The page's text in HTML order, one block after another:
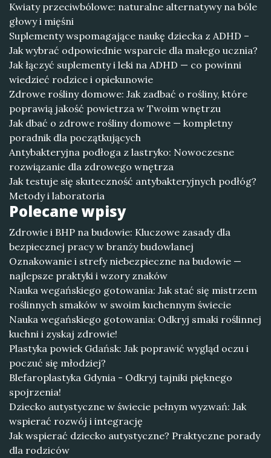
Kwiaty przeciwbólowe: naturalne alternatywy na bóle
głowy i mięśni
Suplementy wspomagające naukę dziecka z ADHD –
Jak wybrać odpowiednie wsparcie dla małego ucznia?
Jak łączyć suplementy i leki na ADHD — co powinni
wiedzieć rodzice i opiekunowie
Zdrowe rośliny domowe: Jak zadbać o rośliny, które
poprawią jakość powietrza w Twoim wnętrzu
Jak dbać o zdrowe rośliny domowe — kompletny
poradnik dla początkujących
Antybakteryjna podłoga z lastryko: Nowoczesne
rozwiązanie dla zdrowego wnętrza
Jak testuje się skuteczność antybakteryjnych podłóg?
Metody i laboratoria
Polecane wpisy
Zdrowie i BHP na budowie: Kluczowe zasady dla
bezpiecznej pracy w branży budowlanej
Oznakowanie i strefy niebezpieczne na budowie —
najlepsze praktyki i wzory znaków
Nauka wegańskiego gotowania: Jak stać się mistrzem
roślinnych smaków w swoim kuchennym świecie
Nauka wegańskiego gotowania: Odkryj smaki roślinnej
kuchni i zyskaj zdrowie!
Plastyka powiek Gdańsk: Jak poprawić wygląd oczu i
poczuć się młodziej?
Blefaroplastyka Gdynia - Odkryj tajniki pięknego
spojrzenia!
Dziecko autystyczne w świecie pełnym wyzwań: Jak
wspierać rozwój i integrację
Jak wspierać dziecko autystyczne? Praktyczne porady
dla rodziców